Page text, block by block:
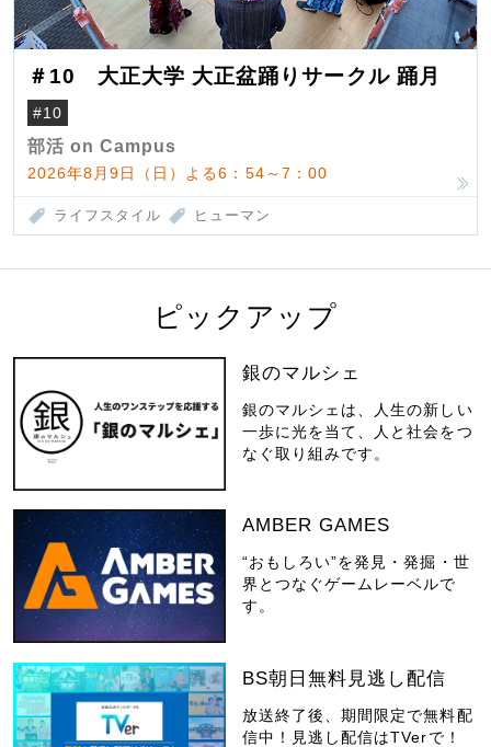
＃10 大正大学 大正盆踊りサークル 踊月
#10
部活 on Campus
2026年8月9日（日）よる6：54～7：00
ライフスタイル ヒューマン
ピックアップ
銀のマルシェ
銀のマルシェは、人生の新しい
一歩に光を当て、人と社会をつ
なぐ取り組みです。
AMBER GAMES
“おもしろい”を発見・発掘・世
界とつなぐゲームレーベルで
す。
BS朝日無料見逃し配信
放送終了後、期間限定で無料配
信中！見逃し配信はTVerで！